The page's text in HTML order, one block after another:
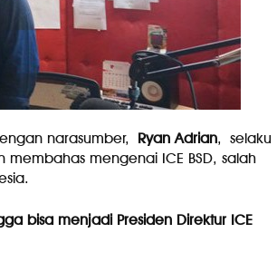
narasumber, Ryan Adrian, selaku
membahas mengenai ICE BSD, salah
bisa menjadi Presiden Direktur ICE